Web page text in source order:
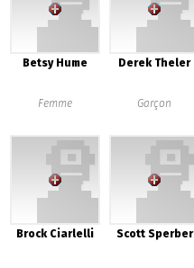
Betsy Hume
Femme
Derek Theler
Garçon
Brock Ciarlelli Scott Sperber